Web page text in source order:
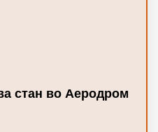
стан во Аеродром